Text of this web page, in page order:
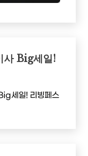
사 Big세일!